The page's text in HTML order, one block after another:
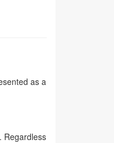
as a
Regardless